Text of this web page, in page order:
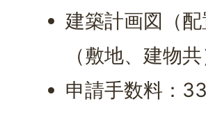
建築計画図（
（敷地、建物
申請手数料：